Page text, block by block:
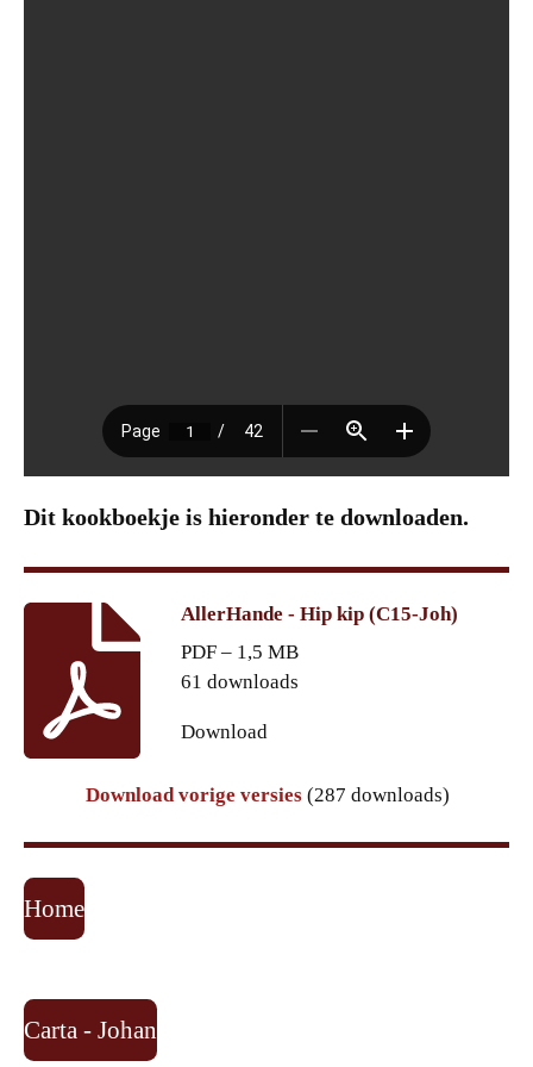
Dit kookboekje is hieronder te downloaden.
AllerHande - Hip kip (C15-Joh)
PDF – 1,5 MB
61 downloads
Download
Download vorige versies (287 downloads)
Home
Carta - Johan